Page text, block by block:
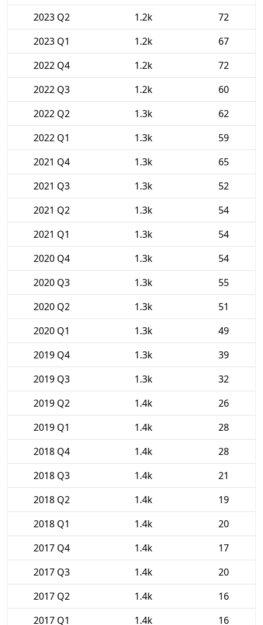
2023 Q2
1.2k
72
2023 Q1
1.2k
67
2022 Q4
1.2k
72
2022 Q3
1.2k
60
2022 Q2
1.3k
62
2022 Q1
1.3k
59
2021 Q4
1.3k
65
2021 Q3
1.3k
52
2021 Q2
1.3k
54
2021 Q1
1.3k
54
2020 Q4
1.3k
54
2020 Q3
1.3k
55
2020 Q2
1.3k
51
2020 Q1
1.3k
49
2019 Q4
1.3k
39
2019 Q3
1.3k
32
2019 Q2
1.4k
26
2019 Q1
1.4k
28
2018 Q4
1.4k
28
2018 Q3
1.4k
21
2018 Q2
1.4k
19
2018 Q1
1.4k
20
2017 Q4
1.4k
17
2017 Q3
1.4k
20
2017 Q2
1.4k
16
2017 Q1
1.4k 16